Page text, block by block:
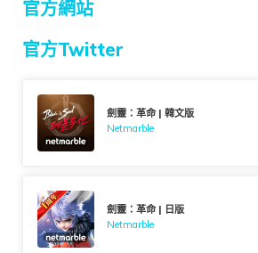
官方網站
官方Twitter
劍靈：革命 | 韓文版
Netmarble
劍靈：革命 | 日版
Netmarble